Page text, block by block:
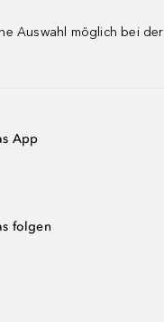
Auswahl möglich bei der
App
folgen